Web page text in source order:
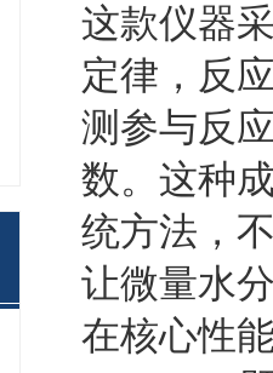
这款仪器
定律，反
测参与反
数。这种
统方法，
让微量水
在核心性